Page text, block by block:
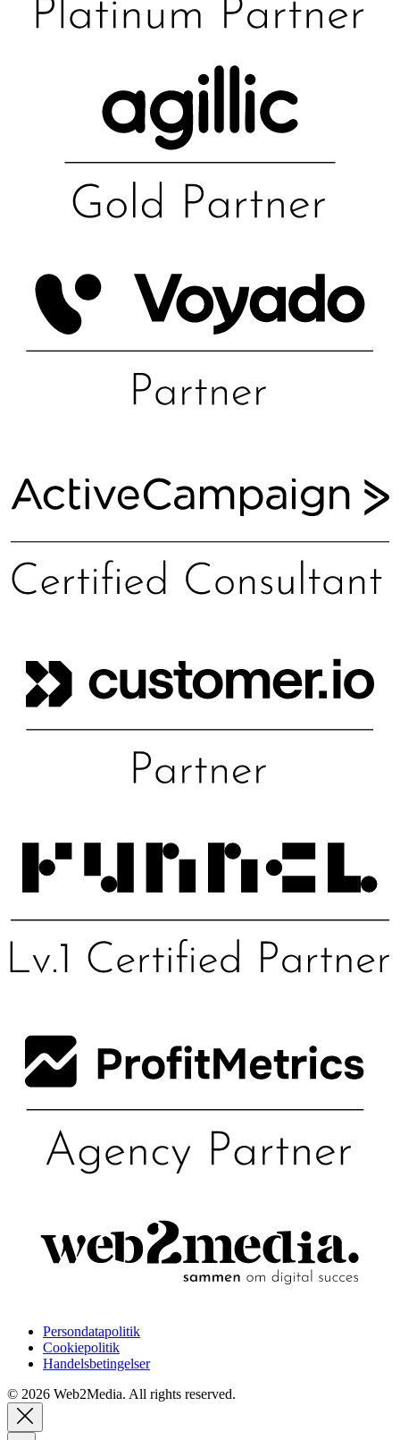
Persondatapolitik
Cookiepolitik
Handelsbetingelser
© 2026 Web2Media. All rights reserved.